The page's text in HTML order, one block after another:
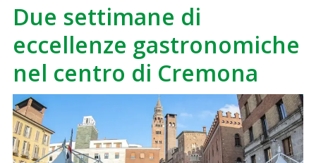
Due settimane di
eccellenze gastronomiche
nel centro di Cremona